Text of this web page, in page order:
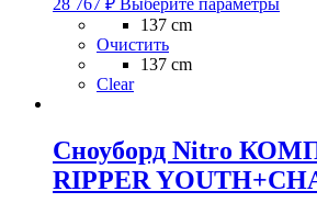
на
137 cm
Очистить
137 cm
Clear
Сноуборд Nitro
RIPPER